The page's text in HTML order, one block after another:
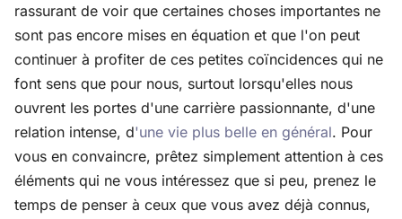
rassurant de voir que certaines choses importantes ne
sont pas encore mises en équation et que l'on peut
continuer à profiter de ces petites coïncidences qui ne
font sens que pour nous, surtout lorsqu'elles nous
ouvrent les portes d'une carrière passionnante, d'une
relation intense, d'une vie plus belle en général. Pour
vous en convaincre, prêtez simplement attention à ces
éléments qui ne vous intéressez que si peu, prenez le
temps de penser à ceux que vous avez déjà connus,